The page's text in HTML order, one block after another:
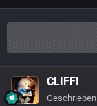
CLIFFI
Geschrieben